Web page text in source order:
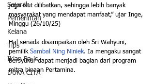
Sejarah
Pemerintah
Kelana
Tips
Iklan Baris
DUKA CITA
juga ikut dilibatkan, sehingga lebih banyak
masyarakat yang mendapat manfaat,” ujar Inge,
Minggu (26/10/25)
Hal senada disampaikan oleh Sri Wahyuni,
pemilik Sambal Ning Niniek. Ia mengaku sangat
bersyukur dapat menjadi bagian dari program
mitra binaan Pertamina.